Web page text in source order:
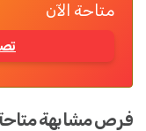
متاحة الآن
فرص مشابهة